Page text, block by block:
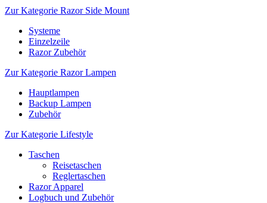
Zur Kategorie Razor Side Mount
Systeme
Einzelzeile
Razor Zubehör
Zur Kategorie Razor Lampen
Hauptlampen
Backup Lampen
Zubehör
Zur Kategorie Lifestyle
Taschen
Reisetaschen
Reglertaschen
Razor Apparel
Logbuch und Zubehör